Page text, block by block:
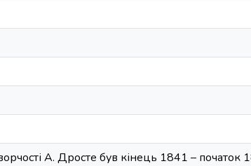
А. Дросте був кінець 1841 – початок